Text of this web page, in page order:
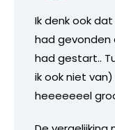
Ik denk ook
had gevonden
had gestart..
ik ook niet
heeeeeeel